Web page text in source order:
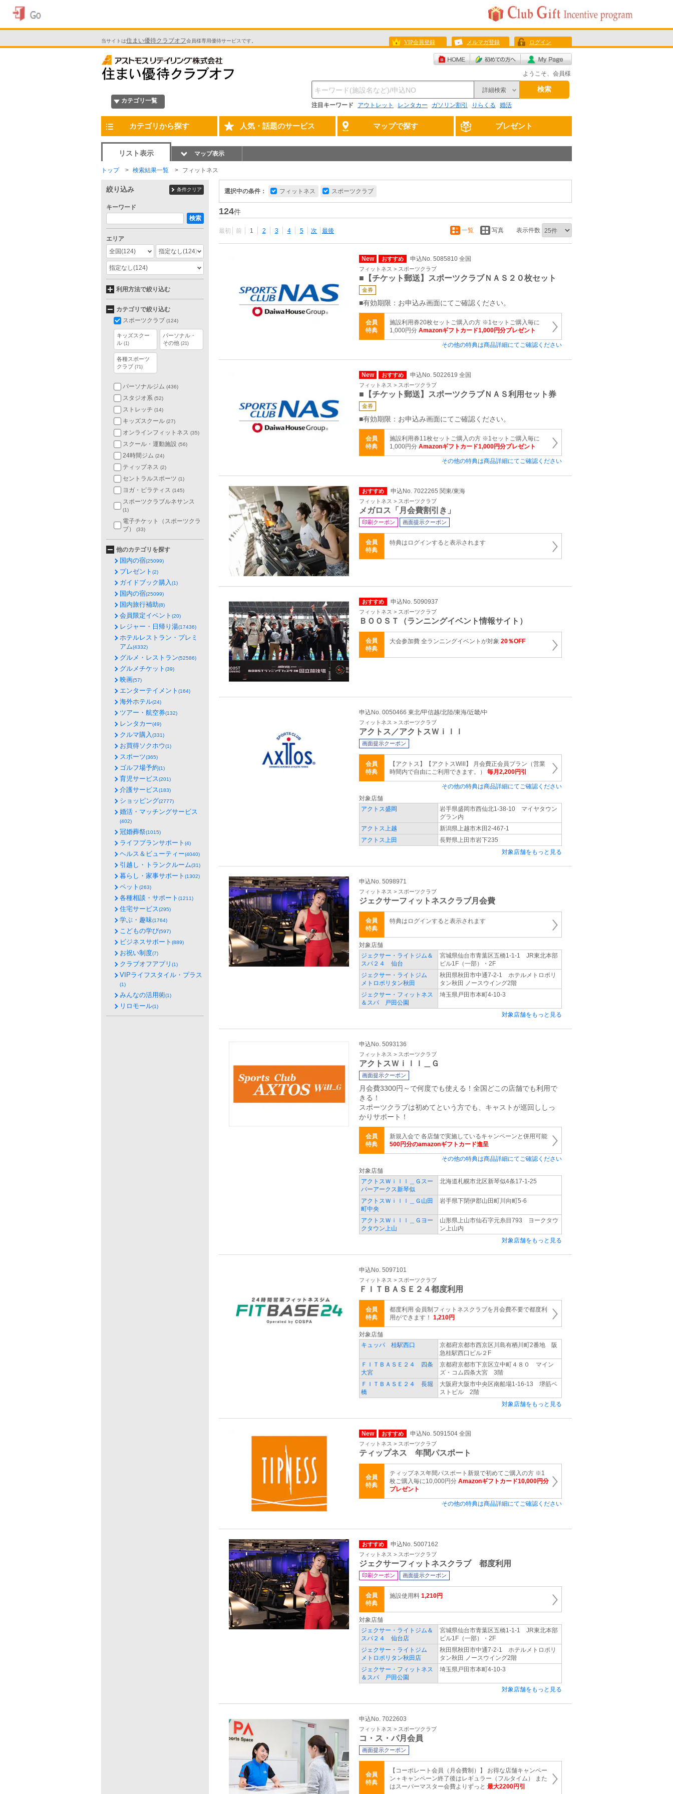
当サイトは住まい優待クラブオフ会員様専用優待サービスです。 VIP会員登録 メルマガ登録 ログイン
ようこそ、会員様
カテゴリ一覧
詳細検索 検索
注目キーワード アウトレット レンタカー ガソリン割引 りらくる 婚活
カテゴリから探す 人気・話題のサービス マップで探す プレゼント
リスト表示 マップ表示
トップ 検索結果一覧 フィットネス
選択中の条件： フィットネス スポーツクラブ
124件
最初 前 1 2 3 4 5 次 最後 一覧 写真 表示件数
New おすすめ 申込No. 5085810 全国
フィットネス > スポーツクラブ
■【チケット郵送】スポーツクラブＮＡＳ２０枚セット
金券
■有効期限：お申込み画面にてご確認ください。
会員
特典
施設利用券20枚セットご購入の方 ※1セットご購入毎に
1,000円分 Amazonギフトカード1,000円分プレゼント
その他の特典は商品詳細にてご確認ください
New おすすめ 申込No. 5022619 全国
フィットネス > スポーツクラブ
■【チケット郵送】スポーツクラブＮＡＳ利用セット券
金券
■有効期限：お申込み画面にてご確認ください。
会員
特典
施設利用券11枚セットご購入の方 ※1セットご購入毎に
1,000円分 Amazonギフトカード1,000円分プレゼント
その他の特典は商品詳細にてご確認ください
おすすめ 申込No. 7022265 関東/東海
フィットネス > スポーツクラブ
メガロス「月会費割引き」
印刷クーポン 画面提示クーポン
会員
特典
特典はログインすると表示されます
おすすめ 申込No. 5090937
フィットネス > スポーツクラブ
ＢＯＯＳＴ（ランニングイベント情報サイト）
会員
特典
大会参加費 全ランニングイベントが対象 20％OFF
申込No. 0050466 東北/甲信越/北陸/東海/近畿/中
フィットネス > スポーツクラブ
アクトス／アクトスＷｉｌｌ
画面提示クーポン
会員
特典
【アクトス】【アクトスWill】 月会費正会員プラン（営業
時間内で自由にご利用できます。） 毎月2,200円引
その他の特典は商品詳細にてご確認ください
対象店舗
アクトス盛岡
岩手県盛岡市西仙北1-38-10 マイヤタウン
グラン内
アクトス上越
新潟県上越市木田2-467-1
アクトス上田
長野県上田市岩下235
対象店舗をもっと見る
申込No. 5098971
フィットネス > スポーツクラブ
ジェクサーフィットネスクラブ月会費
会員
特典
特典はログインすると表示されます
対象店舗
ジェクサー・ライトジム＆
スパ２４ 仙台
宮城県仙台市青葉区五橋1-1-1 JR東北本部
ビル1F（一部）・2F
ジェクサー・ライトジム
メトロポリタン秋田
秋田県秋田市中通7-2-1 ホテルメトロポリ
タン秋田 ノースウイング2階
ジェクサー・フィットネス
＆スパ 戸田公園
埼玉県戸田市本町4-10-3
対象店舗をもっと見る
申込No. 5093136
フィットネス > スポーツクラブ
アクトスＷｉｌｌ＿Ｇ
画面提示クーポン
月会費3300円～で何度でも使える！全国どこの店舗でも利用で
きる！
スポーツクラブは初めてという方でも、キャストが巡回ししっ
かりサポート！
会員
特典
新規入会で 各店舗で実施しているキャンペーンと併用可能
500円分のamazonギフトカード進呈
その他の特典は商品詳細にてご確認ください
対象店舗
アクトスＷｉｌｌ＿Ｇスー
パーアークス新琴似
北海道札幌市北区新琴似4条17-1-25
アクトスＷｉｌｌ＿Ｇ山田
町中央
岩手県下閉伊郡山田町川向町5-6
アクトスＷｉｌｌ＿Ｇヨー
クタウン上山
山形県上山市仙石字元糸目793 ヨークタウ
ン上山内
対象店舗をもっと見る
申込No. 5097101
フィットネス > スポーツクラブ
ＦＩＴＢＡＳＥ２４都度利用
会員
特典
都度利用 会員制フィットネスクラブを月会費不要で都度利
用ができます！ 1,210円
対象店舗
キュッパ 桂駅西口
京都府京都市西京区川島有栖川町2番地 阪
急桂駅西口ビル２F
ＦＩＴＢＡＳＥ２４ 四条
大宮
京都府京都市下京区立中町４８０ マイン
ズ・コム四条大宮 3階
ＦＩＴＢＡＳＥ２４ 長堀
橋
大阪府大阪市中央区南船場1-16-13 堺筋ベ
ストビル 2階
対象店舗をもっと見る
New おすすめ 申込No. 5091504 全国
フィットネス > スポーツクラブ
ティップネス 年間パスポート
会員
特典
ティップネス年間パスポート新規で初めてご購入の方 ※1
枚ご購入毎に10,000円分 Amazonギフトカード10,000円分
プレゼント
その他の特典は商品詳細にてご確認ください
おすすめ 申込No. 5007162
フィットネス > スポーツクラブ
ジェクサーフィットネスクラブ 都度利用
印刷クーポン 画面提示クーポン
会員
特典
施設使用料 1,210円
対象店舗
ジェクサー・ライトジム＆
スパ２４ 仙台店
宮城県仙台市青葉区五橋1-1-1 JR東北本部
ビル1F（一部）・2F
ジェクサー・ライトジム
メトロポリタン秋田店
秋田県秋田市中通7-2-1 ホテルメトロポリ
タン秋田 ノースウイング2階
ジェクサー・フィットネス
＆スパ 戸田公園
埼玉県戸田市本町4-10-3
対象店舗をもっと見る
申込No. 7022603
フィットネス > スポーツクラブ
コ・ス・パ月会員
画面提示クーポン
会員
特典
【コーポレート会員（月会費制）】 お得な店舗キャンペー
ン＋キャンペーン終了後はレギュラー（フルタイム） また
はスーパーマスター会費よりずっと 最大2200円引
絞り込み 条件クリア
キーワード
検索
エリア
全国(124) 指定なし(124)
指定なし(124)
利用方法で絞り込む
カテゴリで絞り込む
スポーツクラブ (124)
キッズスクー
ル (1)
パーソナル・
その他 (21)
各種スポーツ
クラブ (71)
パーソナルジム (436)
スタジオ系 (52)
ストレッチ (14)
キッズスクール (27)
オンラインフィットネス (35)
スクール・運動施設 (56)
24時間ジム (24)
ティップネス (2)
セントラルスポーツ (1)
ヨガ・ピラティス (145)
スポーツクラブルネサンス
(1)
電子チケット（スポーツクラ
ブ）
(33)
他のカテゴリを探す
国内の宿(25099)
プレゼント (2)
ガイドブック購入(1)
国内の宿(25099)
国内旅行補助(8)
会員限定イベント (20)
レジャー・日帰り湯(17436)
ホテルレストラン・プレミ
アム(4332)
グルメ・レストラン(52586)
グルメチケット (39)
映画(57)
エンターテイメント (164)
海外ホテル(24)
ツアー・航空券(132)
レンタカー(49)
クルマ購入(331)
お買得ソクホウ(1)
スポーツ(365)
ゴルフ場予約(1)
育児サービス(201)
介護サービス(183)
ショッピング(2777)
婚活・マッチングサービス
(402)
冠婚葬祭(1015)
ライフプランサポート (4)
ヘルス＆ビューティー(4040)
引越し・トランクルーム(31)
暮らし・家事サポート (1302)
ペット (263)
各種相談・サポート (1211)
住宅サービス(295)
学ぶ・趣味(1764)
こどもの学び(597)
ビジネスサポート (889)
お祝い制度(7)
クラブオフアプリ (1)
VIPライフスタイル・プラス
(1)
みんなの活用術(1)
リロモール(1)